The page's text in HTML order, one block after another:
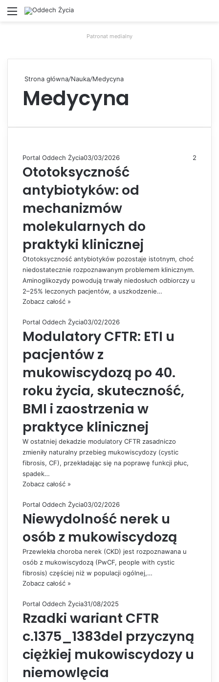
Menu
Patronat medialny
Strona główna/Nauka/Medycyna
Medycyna
Portal Oddech Życia03/03/2026 2
Ototoksyczność
antybiotyków: od
mechanizmów
molekularnych do
praktyki klinicznej
Ototoksyczność antybiotyków pozostaje istotnym, choć
niedostatecznie rozpoznawanym problemem klinicznym.
Aminoglikozydy powodują trwały niedosłuch odbiorczy u
2–25% leczonych pacjentów, a uszkodzenie…
Zobacz całość »
Portal Oddech Życia03/02/2026
Modulatory CFTR: ETI u
pacjentów z
mukowiscydozą po 40.
roku życia, skuteczność,
BMI i zaostrzenia w
praktyce klinicznej
W ostatniej dekadzie modulatory CFTR zasadniczo
zmieniły naturalny przebieg mukowiscydozy (cystic
fibrosis, CF), przekładając się na poprawę funkcji płuc,
spadek…
Zobacz całość »
Portal Oddech Życia03/02/2026
Niewydolność nerek u
osób z mukowiscydozą
Przewlekła choroba nerek (CKD) jest rozpoznawana u
osób z mukowiscydozą (PwCF, people with cystic
fibrosis) częściej niż w populacji ogólnej,…
Zobacz całość »
Portal Oddech Życia31/08/2025
Rzadki wariant CFTR
c.1375_1383del przyczyną
ciężkiej mukowiscydozy u
niemowlęcia